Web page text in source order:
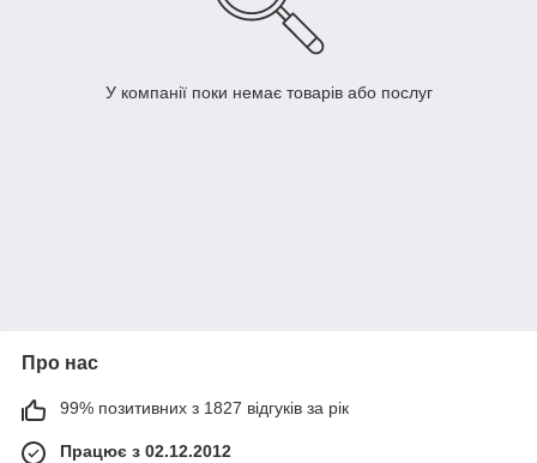
У компанії поки немає товарів або послуг
Про нас
99% позитивних з 1827 відгуків за рік
Працює з 02.12.2012